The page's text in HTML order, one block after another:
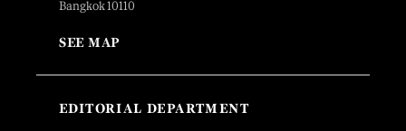
Bangkok 10110
SEE MAP
EDITORIAL DEPARTMENT